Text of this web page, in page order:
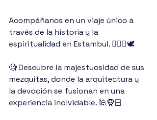
Acompáñanos en un viaje único a
través de la historia y la
espiritualidad en Estambul. 🙋🏻‍♀️🕊
🧐 Descubre la majestuosidad de sus
mezquitas, donde la arquitectura y
la devoción se fusionan en una
experiencia inolvidable. 🕌🧕🏻